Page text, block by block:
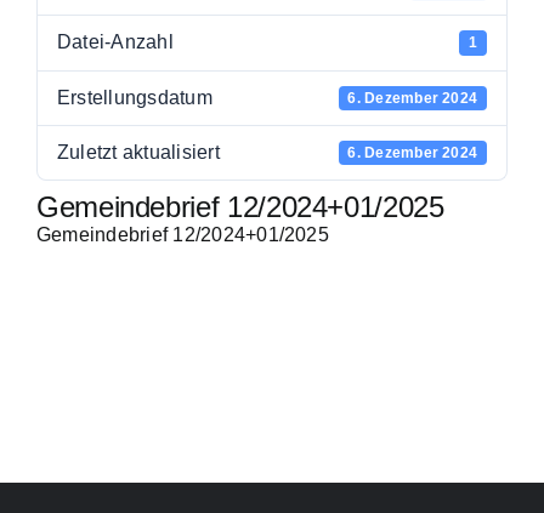
Datei-Anzahl 1
Erstellungsdatum 6. Dezember 2024
Zuletzt aktualisiert 6. Dezember 2024
Gemeindebrief 12/2024+01/2025
Gemeindebrief 12/2024+01/2025